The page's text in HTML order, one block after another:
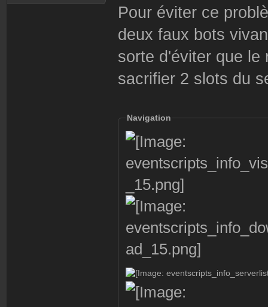
Pour éviter ce
deux faux bots
sorte d'éviter que le
sacrifier 2 slots du
Navigation